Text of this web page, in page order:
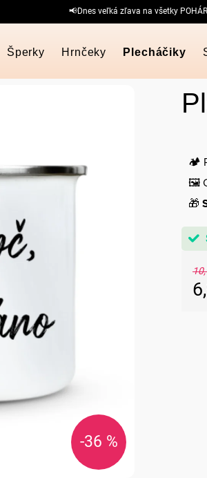
📢Dnes veľká zľava na všetky
Šperky Hrnčeky Plecháčiky
-36 %
🏕️
🖼️
🎁